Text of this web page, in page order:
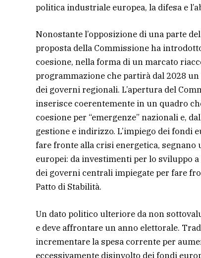
politica industriale europea, la difesa e
Nonostante l’opposizione di una parte
proposta della Commissione ha
coesione, nella forma di un marcato
programmazione che partirà dal 2028
dei governi regionali. L’apertura del
inserisce coerentemente in un quadro
coesione per “emergenze” nazionali e,
gestione e indirizzo. L’impiego dei fondi
fare fronte alla crisi energetica,
europei: da investimenti per lo sviluppo
dei governi centrali impiegate per fare
Patto di Stabilità.
Un dato politico ulteriore da non
e deve affrontare un anno elettorale.
incrementare la spesa corrente per
eccessivamente disinvolto dei fondi